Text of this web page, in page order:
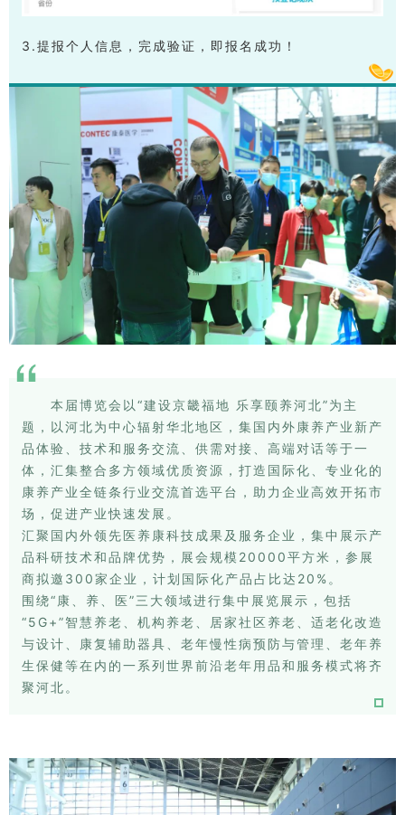
3.提报个人信息，完成验证，即报名成功！
本届博览会以“建设京畿福地 乐享颐养河北”为主
题，以河北为中心辐射华北地区，集国内外康养产业新产
品体验、技术和服务交流、供需对接、高端对话等于一
体，汇集整合多方领域优质资源，打造国际化、专业化的
康养产业全链条行业交流首选平台，助力企业高效开拓市
场，促进产业快速发展。
汇聚国内外领先医养康科技成果及服务企业，集中展示产
品科研技术和品牌优势，展会规模20000平方米，参展
商拟邀300家企业，计划国际化产品占比达20%。
围绕“康、养、医”三大领域进行集中展览展示，包括
“5G+”智慧养老、机构养老、居家社区养老、适老化改造
与设计、康复辅助器具、老年慢性病预防与管理、老年养
生保健等在内的一系列世界前沿老年用品和服务模式将齐
聚河北。